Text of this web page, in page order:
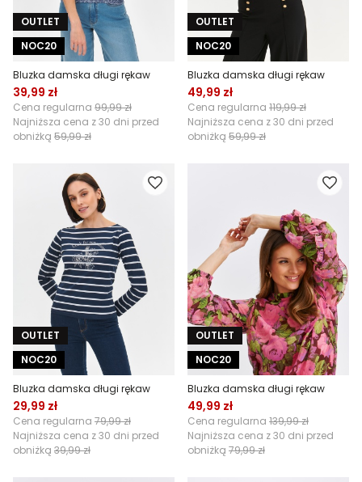
OUTLET
NOC20
Bluzka damska długi rękaw
39,99 zł
Cena regularna 99,99 zł
Najniższa cena z 30 dni przed
obniżką 59,99 zł
OUTLET
NOC20
Bluzka damska długi rękaw
49,99 zł
Cena regularna 119,99 zł
Najniższa cena z 30 dni przed
obniżką 59,99 zł
OUTLET
NOC20
Bluzka damska długi rękaw
29,99 zł
Cena regularna 79,99 zł
Najniższa cena z 30 dni przed
obniżką 39,99 zł
OUTLET
NOC20
Bluzka damska długi rękaw
49,99 zł
Cena regularna 139,99 zł
Najniższa cena z 30 dni przed
obniżką 79,99 zł